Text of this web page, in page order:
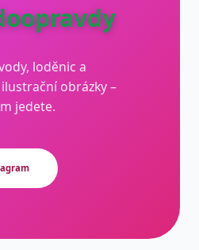
loděnic a
obrázky –
jedete.